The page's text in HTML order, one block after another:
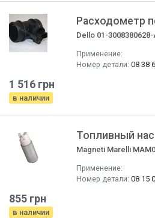
Расходометр
Dello 01-
Применение:
Номер детали: 08 38
1 516 грн
в наличии
Топливный
Magneti Marelli
Применение:
Номер детали: 08 15
855 грн
в наличии